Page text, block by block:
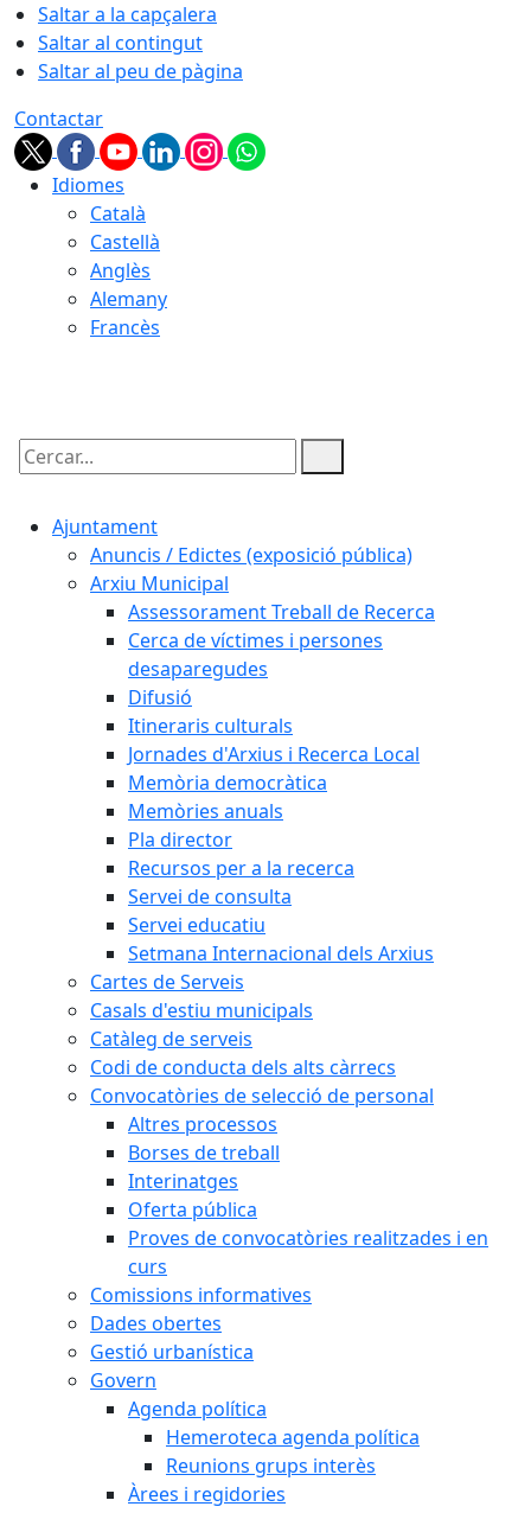
Saltar a la capçalera
Saltar al contingut
Saltar al peu de pàgina
Contactar
Idiomes
Català
Castellà
Anglès
Alemany
Francès
Cercar:
Ajuntament
Anuncis / Edictes (exposició pública)
Arxiu Municipal
Assessorament Treball de Recerca
Cerca de víctimes i persones
desaparegudes
Difusió
Itineraris culturals
Jornades d'Arxius i Recerca Local
Memòria democràtica
Memòries anuals
Pla director
Recursos per a la recerca
Servei de consulta
Servei educatiu
Setmana Internacional dels Arxius
Cartes de Serveis
Casals d'estiu municipals
Catàleg de serveis
Codi de conducta dels alts càrrecs
Convocatòries de selecció de personal
Altres processos
Borses de treball
Interinatges
Oferta pública
Proves de convocatòries realitzades i en
curs
Comissions informatives
Dades obertes
Gestió urbanística
Govern
Agenda política
Hemeroteca agenda política
Reunions grups interès
Àrees i regidories